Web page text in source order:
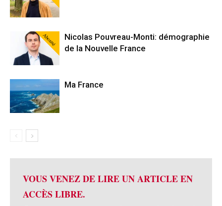
Abonné
Nicolas Pouvreau-Monti: démographie
de la Nouvelle France
Ma France
VOUS VENEZ DE LIRE UN ARTICLE EN
ACCÈS LIBRE.